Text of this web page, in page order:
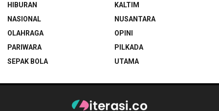
HIBURAN
KALTIM
NASIONAL
NUSANTARA
OLAHRAGA
OPINI
PARIWARA
PILKADA
SEPAK BOLA
UTAMA